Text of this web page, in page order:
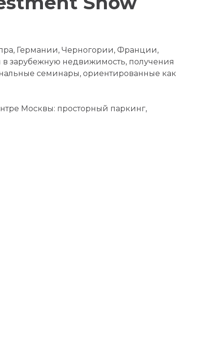
Германии, Черногории, Франции,
в зарубежную недвижимость, получения
семинары, ориентированные как
Москвы: просторный паркинг,